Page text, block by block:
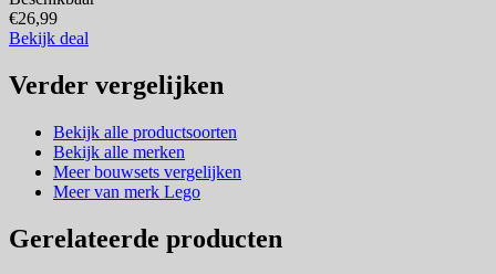
€26,99
Bekijk deal
Verder vergelijken
Bekijk alle productsoorten
Bekijk alle merken
Meer bouwsets vergelijken
Meer van merk Lego
Gerelateerde producten